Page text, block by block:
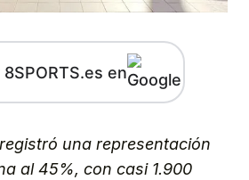
en
una representación
al 45%, con casi 1.900